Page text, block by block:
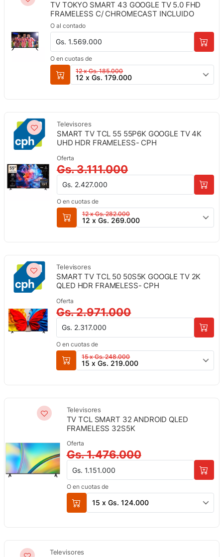
TV TOKYO SMART 43 GOOGLE TV 5.0 FHD
FRAMELESS C/ CHROMECAST INCLUIDO
O al contado
Gs. 1.569.000
O en cuotas de
12 x Gs. 185.000
12 x Gs. 179.000
Televisores
SMART TV TCL 55 55P6K GOOGLE TV 4K
UHD HDR FRAMELESS- CPH
Oferta
Gs. 3.111.000
Gs. 2.427.000
O en cuotas de
12 x Gs. 282.000
12 x Gs. 269.000
Televisores
SMART TV TCL 50 50S5K GOOGLE TV 2K
QLED HDR FRAMELESS- CPH
Oferta
Gs. 2.971.000
Gs. 2.317.000
O en cuotas de
15 x Gs. 248.000
15 x Gs. 219.000
Televisores
TV TCL SMART 32 ANDROID QLED
FRAMELESS 32S5K
Oferta
Gs. 1.476.000
Gs. 1.151.000
O en cuotas de
15 x Gs. 124.000
Televisores